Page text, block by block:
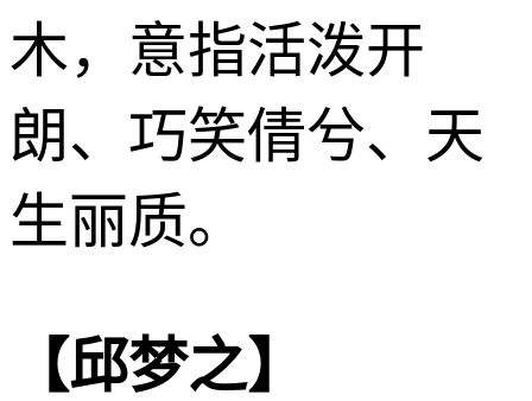
木，意指活泼开
朗、巧笑倩兮、天
生丽质。
【邱梦之】